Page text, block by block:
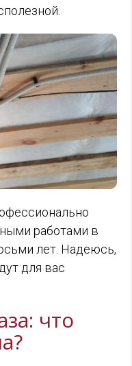
работами в
лет. Надеюсь,
для вас
что